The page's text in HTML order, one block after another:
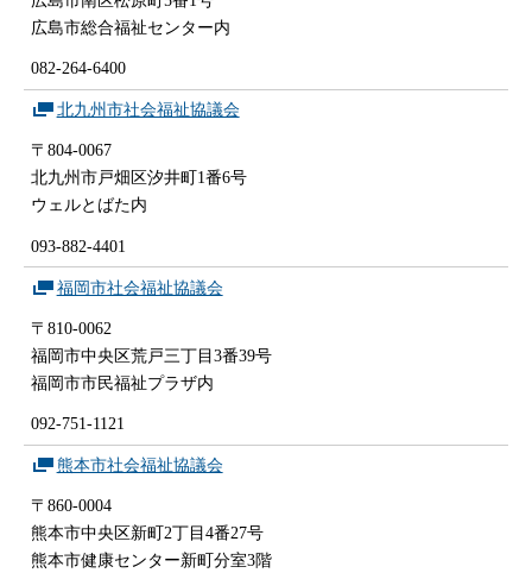
広島市総合福祉センター内
082-264-6400
北九州市社会福祉協議会
〒804-0067
北九州市戸畑区汐井町1番6号
ウェルとばた内
093-882-4401
福岡市社会福祉協議会
〒810-0062
福岡市中央区荒戸三丁目3番39号
福岡市市民福祉プラザ内
092-751-1121
熊本市社会福祉協議会
〒860-0004
熊本市中央区新町2丁目4番27号
熊本市健康センター新町分室3階